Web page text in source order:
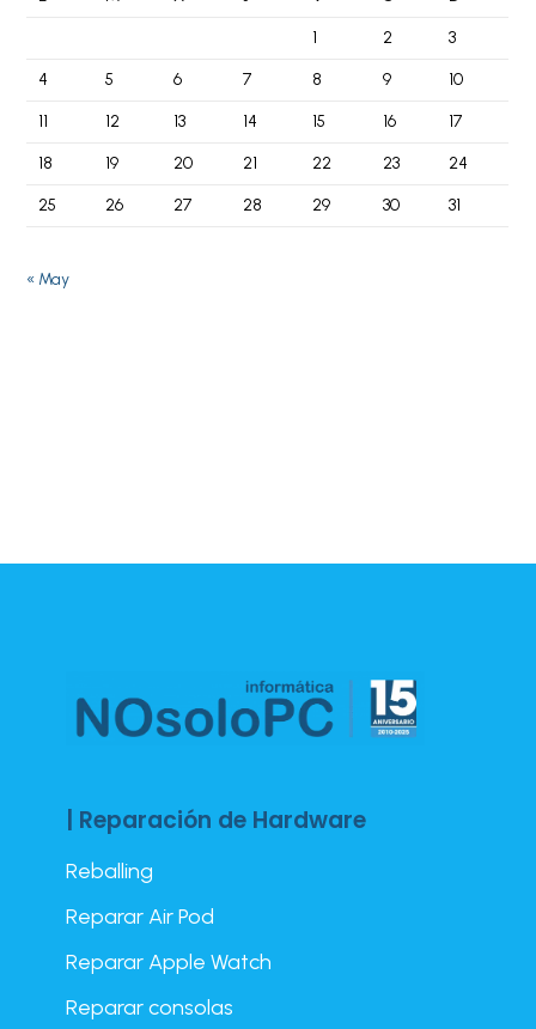
1 2 3
4 5 6 7 8 9 10
11 12 13 14 15 16 17
18 19 20 21 22 23 24
25 26 27 28 29 30 31
« May
| Reparación de Hardware
Reballing
Reparar Air Pod
Reparar Apple Watch
Reparar consolas